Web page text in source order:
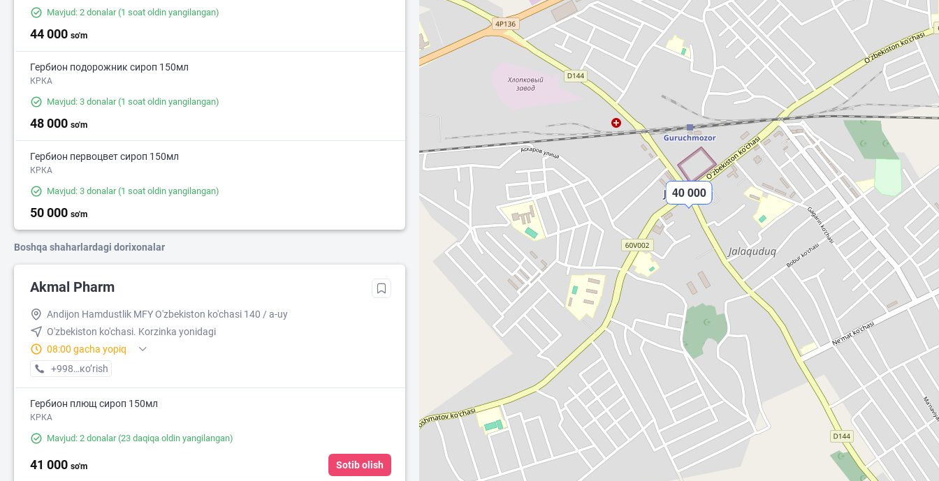
Mavjud: 2 donalar(1 soat oldin yangilangan)
44 000 so'm
Гербион подорожник сироп 150мл
КРКА
Mavjud: 3 donalar(1 soat oldin yangilangan)
48 000 so'm
Гербион первоцвет сироп 150мл
КРКА
Mavjud: 3 donalar(1 soat oldin yangilangan)
50 000 so'm
Boshqa shaharlardagi dorixonalar
Akmal Pharm
Andijon Hamdustlik MFY O'zbekiston ko'chasi 140 / a-uy
O'zbekiston ko'chasi. Korzinka yonidagi
08:00 gacha yopiq
+998 (90) XXX-XX-XX
кo’rish
Гербион плющ сироп 150мл
КРКА
Mavjud: 2 donalar(23 daqiqa oldin yangilangan)
41 000 so'm Sotib olish
40 000